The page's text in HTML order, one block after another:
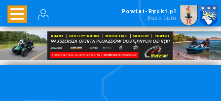
Powiat-Rycki.pl
Baza firm